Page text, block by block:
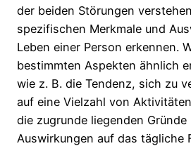
der beiden Störungen
spezifischen Merkmale und
Leben einer Person erkennen.
bestimmten Aspekten ähnlich
wie z. B. die Tendenz, sich zu
auf eine Vielzahl von
die zugrunde liegenden Gründe
Auswirkungen auf das tägliche